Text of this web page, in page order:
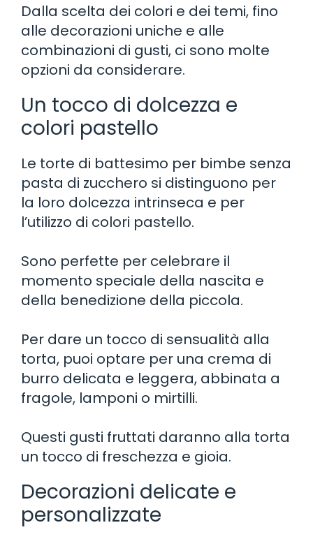
Dalla scelta dei colori e dei temi, fino
alle decorazioni uniche e alle
combinazioni di gusti, ci sono molte
opzioni da considerare.
Un tocco di dolcezza e
colori pastello
Le torte di battesimo per bimbe senza
pasta di zucchero si distinguono per
la loro dolcezza intrinseca e per
l’utilizzo di colori pastello.
Sono perfette per celebrare il
momento speciale della nascita e
della benedizione della piccola.
Per dare un tocco di sensualità alla
torta, puoi optare per una crema di
burro delicata e leggera, abbinata a
fragole, lamponi o mirtilli.
Questi gusti fruttati daranno alla torta
un tocco di freschezza e gioia.
Decorazioni delicate e
personalizzate